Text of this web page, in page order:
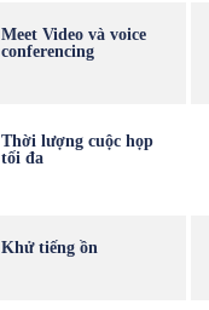
Meet Video và voice
conferencing
Thời lượng cuộc họp
tối đa
Khử tiếng ồn